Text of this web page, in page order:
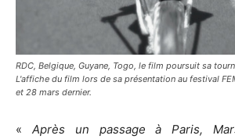
RDC, Belgique, Guyane, Togo, le film poursuit sa
L'affiche du film lors de sa présentation au festival
et 28 mars dernier.
« Après un passage à Paris,